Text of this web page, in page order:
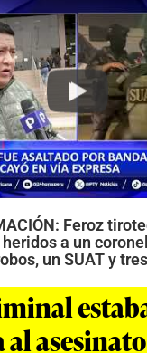
Play
Feroz
a un
un SUAT y